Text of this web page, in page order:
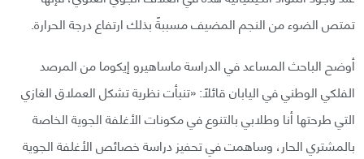
تمتص الضوء من النجم المضيف مسببةً بذلك ارتفاع درجة الحرارة.
أوضح الباحث المساعد في الدراسة ماساهيرو إيكوما من المرصد
الفلكي الوطني في اليابان قائلًا: «تنبأت نظرية تشكل العملاق الغازي
التي طرحتها أنا وطلابي بالتنوع في مكونات الأغلفة الجوية الخاصة
بالمشتري الحار، وساهمت في تحفيز دراسة خصائص الأغلفة الجوية